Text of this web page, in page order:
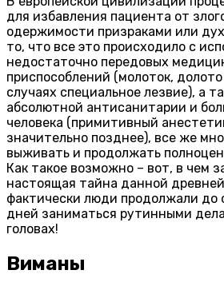
для избавления пациента от
одержимости призраками или
то, что все это происходило с
недостаточно передовых
приспособлений (молоток,
случаях специальное лезвие), а
абсолютной антисанитарии и
человека (примитивный
значительно позднее), все же
выживать и продолжать
Как такое возможно – вот, в чем
настоящая тайна данной
фактически люди продолжали до
дней заниматься рутинными
головах!
Виманы